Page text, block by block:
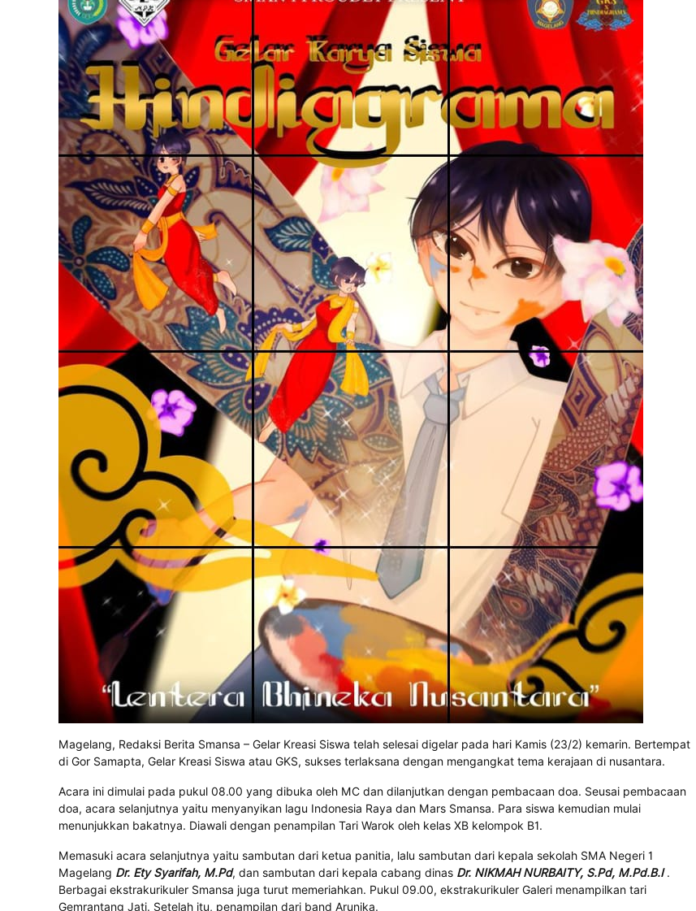
Magelang, Redaksi Berita Smansa – Gelar Kreasi Siswa telah selesai digelar pada hari Kamis (23/2) kemarin. Bertempat
di Gor Samapta, Gelar Kreasi Siswa atau GKS, sukses terlaksana dengan mengangkat tema kerajaan di nusantara.
Acara ini dimulai pada pukul 08.00 yang dibuka oleh MC dan dilanjutkan dengan pembacaan doa. Seusai pembacaan
doa, acara selanjutnya yaitu menyanyikan lagu Indonesia Raya dan Mars Smansa. Para siswa kemudian mulai
menunjukkan bakatnya. Diawali dengan penampilan Tari Warok oleh kelas XB kelompok B1.
Memasuki acara selanjutnya yaitu sambutan dari ketua panitia, lalu sambutan dari kepala sekolah SMA Negeri 1
Magelang Dr. Ety Syarifah, M.Pd, dan sambutan dari kepala cabang dinas Dr. NIKMAH NURBAITY, S.Pd, M.Pd.B.I.
Berbagai ekstrakurikuler Smansa juga turut memeriahkan. Pukul 09.00, ekstrakurikuler Galeri menampilkan tari
Gemrantang Jati. Setelah itu, penampilan dari band Arunika.